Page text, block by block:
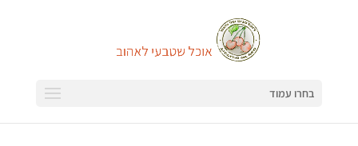
בחרו עמוד